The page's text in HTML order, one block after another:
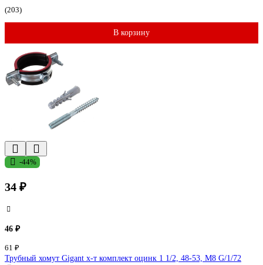
(203)
В корзину
-44%
34 ₽
46 ₽
61 ₽
Трубный хомут Gigant х-т комплект оцинк 1 1/2, 48-53, М8 G/1/72